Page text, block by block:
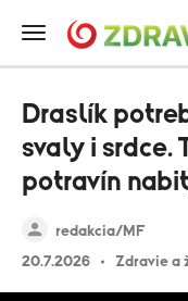
redakcia/MF
20.7.2026
Zdravie a
Draslík
svaly i srdce.
potravín